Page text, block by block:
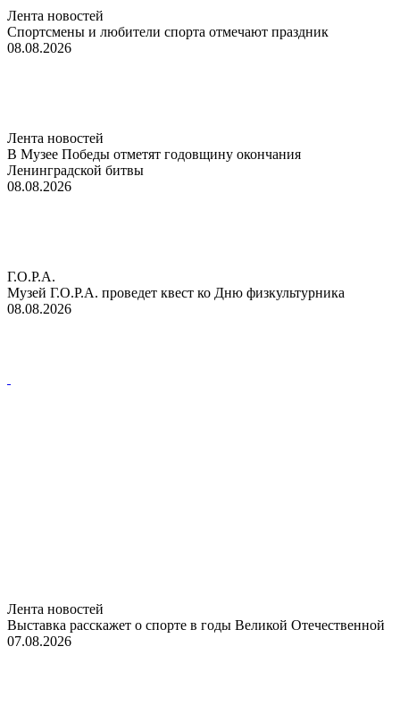
Лента новостей
Спортсмены и любители спорта отмечают праздник
08.08.2026
Лента новостей
В Музее Победы отметят годовщину окончания
Ленинградской битвы
08.08.2026
Г.О.Р.А.
Музей Г.О.Р.А. проведет квест ко Дню физкультурника
08.08.2026
Лента новостей
Выставка расскажет о спорте в годы Великой Отечественной
07.08.2026